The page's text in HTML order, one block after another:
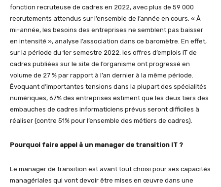
fonction recruteuse de cadres en 2022, avec plus de 59 000
recrutements attendus sur l’ensemble de l’année en cours. « À
mi-année, les besoins des entreprises ne semblent pas baisser
en intensité », analyse l’association dans ce baromètre. En effet,
sur la période du 1er semestre 2022, les offres d’emplois IT de
cadres publiées sur le site de l’organisme ont progressé en
volume de 27 % par rapport à l’an dernier à la même période.
Évoquant d’importantes tensions dans la plupart des spécialités
numériques, 67% des entreprises estiment que les deux tiers des
embauches de cadres informaticiens prévus seront difficiles à
réaliser (contre 51% pour l’ensemble des métiers de cadres).
Pourquoi faire appel à un manager de transition IT ?
Le manager de transition est avant tout choisi pour ses capacités
managériales qui vont devoir être mises en œuvre dans une